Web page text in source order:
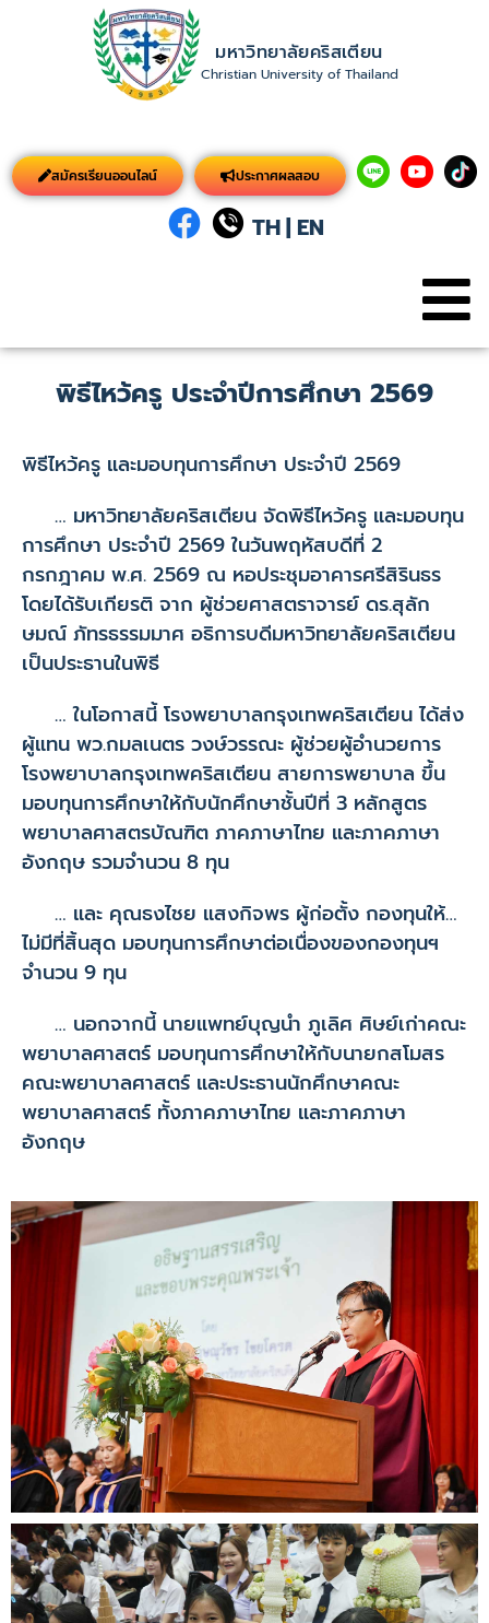
มหาวิทยาลัยคริสเตียน
Christian University of Thailand
สมัครเรียนออนไลน์ ประกาศผลสอบ
TH| EN
พิธีไหว้ครู ประจำปีการศึกษา 2569
พิธีไหว้ครู และมอบทุนการศึกษา ประจำปี 2569
… มหาวิทยาลัยคริสเตียน จัดพิธีไหว้ครู และมอบทุน
การศึกษา ประจำปี 2569 ในวันพฤหัสบดีที่ 2
กรกฎาคม พ.ศ. 2569 ณ หอประชุมอาคารศรีสิรินธร
โดยได้รับเกียรติ จาก ผู้ช่วยศาสตราจารย์ ดร.สุลัก
ษมณ์ ภัทรธรรมมาศ อธิการบดีมหาวิทยาลัยคริสเตียน
เป็นประธานในพิธี
… ในโอกาสนี้ โรงพยาบาลกรุงเทพคริสเตียน ได้ส่ง
ผู้แทน พว.กมลเนตร วงษ์วรรณะ ผู้ช่วยผู้อำนวยการ
โรงพยาบาลกรุงเทพคริสเตียน สายการพยาบาล ขึ้น
มอบทุนการศึกษาให้กับนักศึกษาชั้นปีที่ 3 หลักสูตร
พยาบาลศาสตรบัณฑิต ภาคภาษาไทย และภาคภาษา
อังกฤษ รวมจำนวน 8 ทุน
… และ คุณธงไชย แสงกิจพร ผู้ก่อตั้ง กองทุนให้…
ไม่มีที่สิ้นสุด มอบทุนการศึกษาต่อเนื่องของกองทุนฯ
จำนวน 9 ทุน
… นอกจากนี้ นายแพทย์บุญนำ ภูเลิศ ศิษย์เก่าคณะ
พยาบาลศาสตร์ มอบทุนการศึกษาให้กับนายกสโมสร
คณะพยาบาลศาสตร์ และประธานนักศึกษาคณะ
พยาบาลศาสตร์ ทั้งภาคภาษาไทย และภาคภาษา
อังกฤษ